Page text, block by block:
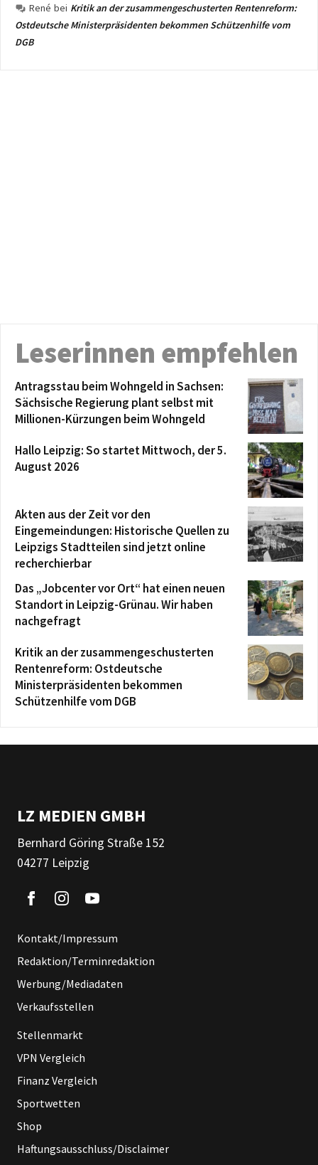
René bei Kritik an der zusammengeschusterten Rentenreform:
Ostdeutsche Ministerpräsidenten bekommen Schützenhilfe vom
DGB
Leserinnen empfehlen
Antragsstau beim Wohngeld in Sachsen:
Sächsische Regierung plant selbst mit
Millionen-Kürzungen beim Wohngeld
Hallo Leipzig: So startet Mittwoch, der 5.
August 2026
Akten aus der Zeit vor den
Eingemeindungen: Historische Quellen zu
Leipzigs Stadtteilen sind jetzt online
recherchierbar
Das „Jobcenter vor Ort“ hat einen neuen
Standort in Leipzig-Grünau. Wir haben
nachgefragt
Kritik an der zusammengeschusterten
Rentenreform: Ostdeutsche
Ministerpräsidenten bekommen
Schützenhilfe vom DGB
LZ MEDIEN GMBH
Bernhard Göring Straße 152
04277 Leipzig
Kontakt/Impressum
Redaktion/Terminredaktion
Werbung/Mediadaten
Verkaufsstellen
Stellenmarkt
VPN Vergleich
Finanz Vergleich
Sportwetten
Shop
Haftungsausschluss/Disclaimer